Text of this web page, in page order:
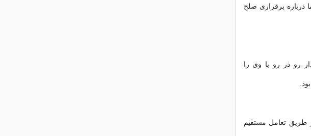
برقراری صلح
رو در رو با وی را
طریق تعامل مستقیم